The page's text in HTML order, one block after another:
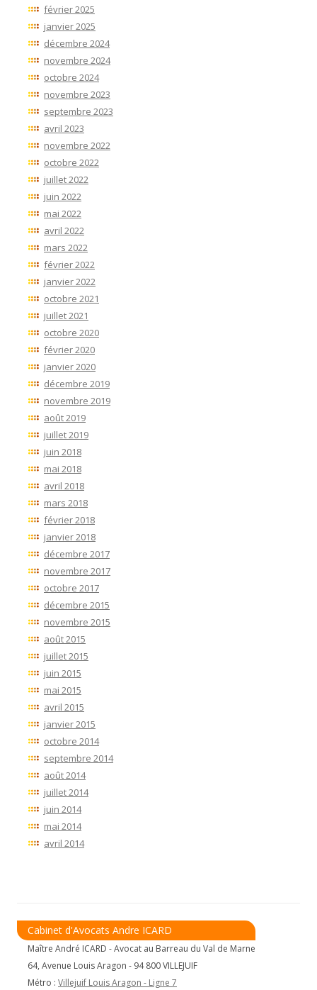
février 2025
janvier 2025
décembre 2024
novembre 2024
octobre 2024
novembre 2023
septembre 2023
avril 2023
novembre 2022
octobre 2022
juillet 2022
juin 2022
mai 2022
avril 2022
mars 2022
février 2022
janvier 2022
octobre 2021
juillet 2021
octobre 2020
février 2020
janvier 2020
décembre 2019
novembre 2019
août 2019
juillet 2019
juin 2018
mai 2018
avril 2018
mars 2018
février 2018
janvier 2018
décembre 2017
novembre 2017
octobre 2017
décembre 2015
novembre 2015
août 2015
juillet 2015
juin 2015
mai 2015
avril 2015
janvier 2015
octobre 2014
septembre 2014
août 2014
juillet 2014
juin 2014
mai 2014
avril 2014
Cabinet d'Avocats Andre ICARD
Maître André ICARD - Avocat au Barreau du Val de Marne
64, Avenue Louis Aragon - 94 800 VILLEJUIF
Métro : Villejuif Louis Aragon - Ligne 7